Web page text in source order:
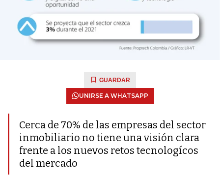
GUARDAR
UNIRSE A WHATSAPP
Cerca de 70% de las empresas del sector
inmobiliario no tiene una visión clara
frente a los nuevos retos tecnologícos
del mercado